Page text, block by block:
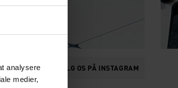
analysere
medier,
FØLG OS PÅ INSTAGRAM